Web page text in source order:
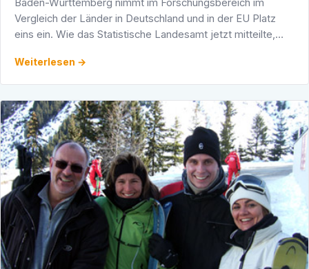
Vergleich der Länder in Deutschland und in der EU Platz
eins ein. Wie das Statistische Landesamt jetzt mitteilte,
Bruttoinlandsprodukts …
Weiterlesen →